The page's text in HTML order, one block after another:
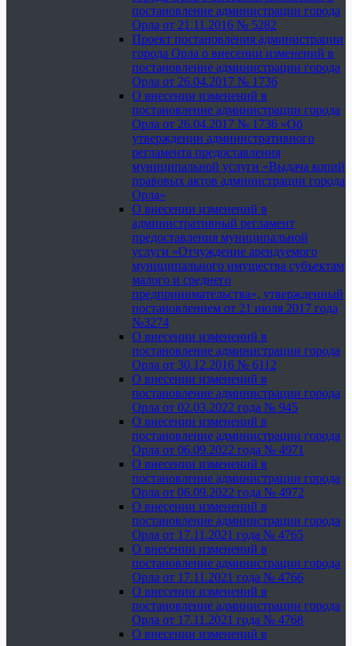
постановление администрации города
Орла от 21.11.2016 № 5282
Проект постановления администрации
города Орла о внесении изменений в
постановление администрации города
Орла от 26.04.2017 № 1736
О внесении изменений в
постановление администрации города
Орла от 26.04.2017 № 1736 «Об
утверждении административного
регламента предоставления
муниципальной услуги «Выдача копий
правовых актов администрации города
Орла»
О внесении изменений в
административный регламент
предоставления муниципальной
услуги «Отчуждение арендуемого
муниципального имущества субъектам
малого и среднего
предпринимательства», утвержденный
постановлением от 21 июля 2017 года
№3274
О внесении изменений в
постановление администрации города
Орла от 30.12.2016 № 6112
О внесении изменений в
постановление администрации города
Орла от 02.03.2022 года № 945
О внесении изменений в
постановление администрации города
Орла от 06.09.2022 года № 4971
О внесении изменений в
постановление администрации города
Орла от 06.09.2022 года № 4972
О внесении изменений в
постановление администрации города
Орла от 17.11.2021 года № 4765
О внесении изменений в
постановление администрации города
Орла от 17.11.2021 года № 4766
О внесении изменений в
постановление администрации города
Орла от 17.11.2021 года № 4768
О внесении изменений в